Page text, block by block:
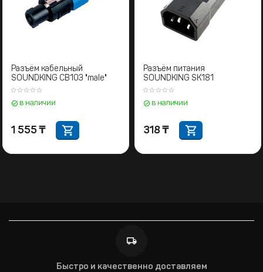
Разъём кабельный
SOUNDKING CB103 "male"
в наличии
1 555 ₸
Разъём питания
SOUNDKING SK181
в наличии
318 ₸
Быстро и качественно доставляем